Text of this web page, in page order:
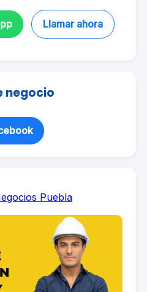
Llamar ahora
negocio